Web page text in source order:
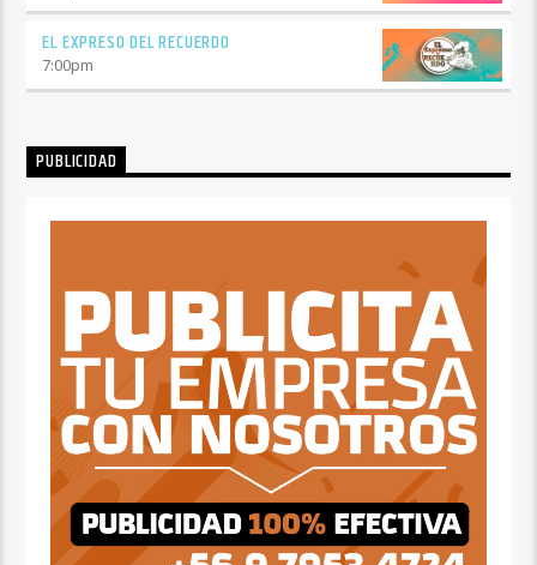
EL EXPRESO DEL RECUERDO
7:00pm
PUBLICIDAD